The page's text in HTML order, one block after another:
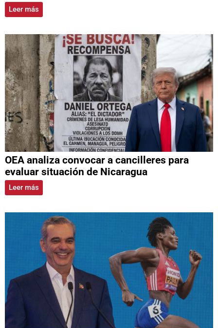
Leer más
OEA analiza convocar a cancilleres para
evaluar situación de Nicaragua
Leer más